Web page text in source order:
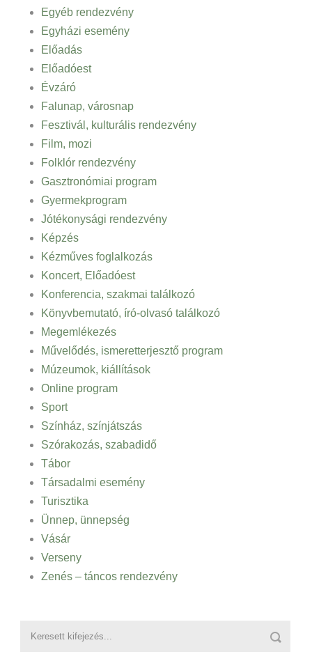
Egyéb rendezvény
Egyházi esemény
Előadás
Előadóest
Évzáró
Falunap, városnap
Fesztivál, kulturális rendezvény
Film, mozi
Folklór rendezvény
Gasztronómiai program
Gyermekprogram
Jótékonysági rendezvény
Képzés
Kézműves foglalkozás
Koncert, Előadóest
Konferencia, szakmai találkozó
Könyvbemutató, író-olvasó találkozó
Megemlékezés
Művelődés, ismeretterjesztő program
Múzeumok, kiállítások
Online program
Sport
Színház, színjátszás
Szórakozás, szabadidő
Tábor
Társadalmi esemény
Turisztika
Ünnep, ünnepség
Vásár
Verseny
Zenés – táncos rendezvény